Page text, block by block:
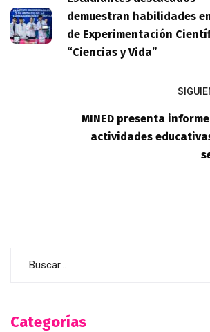
demuestran habilidades
de Experimentación
“Ciencias y Vida”
MINED presenta
actividades
Categorías